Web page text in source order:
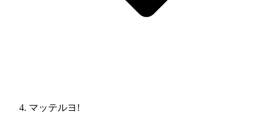
マッテルヨ!